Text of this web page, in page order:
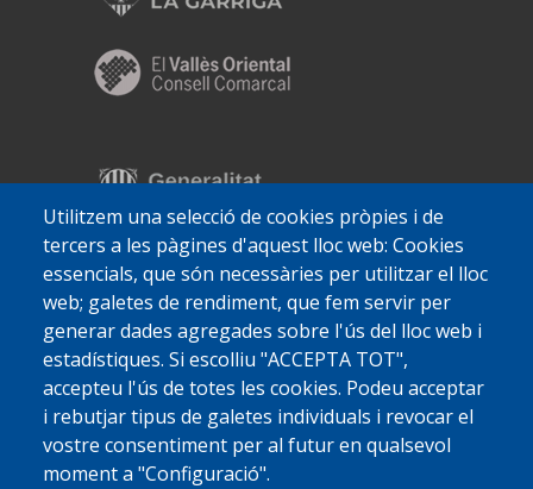
Utilitzem una selecció de cookies pròpies i de
tercers a les pàgines d'aquest lloc web: Cookies
essencials, que són necessàries per utilitzar el lloc
web; galetes de rendiment, que fem servir per
generar dades agregades sobre l'ús del lloc web i
estadístiques. Si escolliu "ACCEPTA TOT",
accepteu l'ús de totes les cookies. Podeu acceptar
i rebutjar tipus de galetes individuals i revocar el
vostre consentiment per al futur en qualsevol
moment a "Configuració".